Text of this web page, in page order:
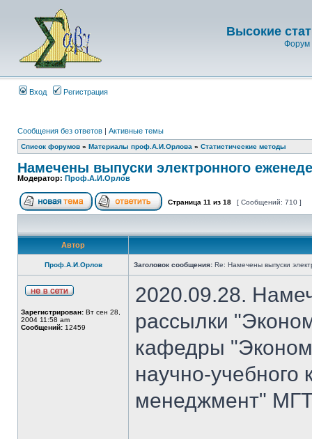
Высокие
Форум
Вход Регистрация
Сообщения без ответов | Активные темы
Список форумов » Материалы проф.А.И.Орлова » Статистические методы
Намечены выпуски электронного
Модератор: Проф.А.И.Орлов
Страница 11 из 18 [ Сообщений: 710 ]
Автор
Проф.А.И.Орлов Заголовок сообщения: Re: Намечены выпуски
Зарегистрирован: Вт сен 28,
2004 11:58 am
Сообщений: 12459
2020.09.28.
рассылки
кафедры
научно-
менеджмент"